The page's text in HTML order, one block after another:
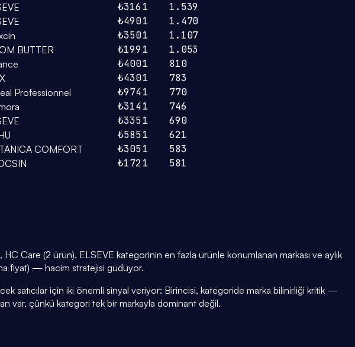
₺316 1
1.539
₺4901
1.470
₺3501
1.107
BUTTER ₺199 1
1.053
₺4001
810
₺4301
783
Professionnel ₺9741
770
₺3141
746
₺3351
690
₺5851
621
COMFORT ₺3051
583
₺172 1 581
Care (2 ürün). ELSEVE kategorinin en fazla ürünle konumlanan markası ve aylık
fiyat) — hacim stratejisi güdüyor.
satıcılar için iki önemli sinyal veriyor: Birincisi, kategoride marka bilinirliği kritik —
var, çünkü kategori tek bir markayla dominant değil.